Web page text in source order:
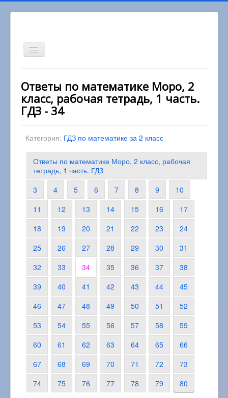
Включить/
выключить
Математика 2 класс
Ответы по математике Моро, 2 класс, рабочая
тетрадь, 1 часть. ГДЗ
Ответы по математике Моро, 2
класс, рабочая тетрадь, 1 часть.
ГДЗ - 34
Категория: ГДЗ по математике за 2 класс
Ответы по математике Моро, 2 класс, рабочая
тетрадь, 1 часть. ГДЗ
3
4 5 6 7 8 9
10
11
12 13 14 15 16
17
18
19 20 21 22 23
24
25
26 27 28 29 30
31
32
33 34 35 36 37
38
39
40 41 42 43 44
45
46
47 48 49 50 51
52
53
54 55 56 57 58
59
60
61 62 63 64 65
66
67
68 69 70 71 72
73
74
75 76 77 78 79 80